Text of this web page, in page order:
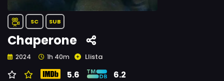
SC SUB
Chaperone
2024 1h 40m Llista
5.6 6.2